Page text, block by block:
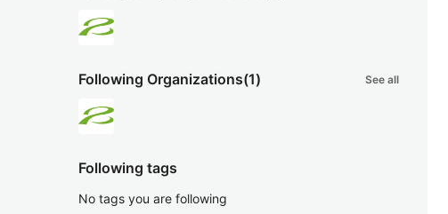
Following Organizations(1) See all
Following tags
No tags you are following